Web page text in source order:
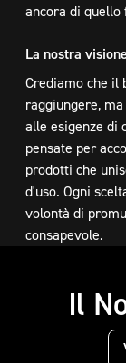
ancora di quello
La nostra visione
Crediamo che il
raggiungere,
alle esigenze di
pensate per
prodotti che
d'uso. Ogni
volontà di
consapevole.
Il